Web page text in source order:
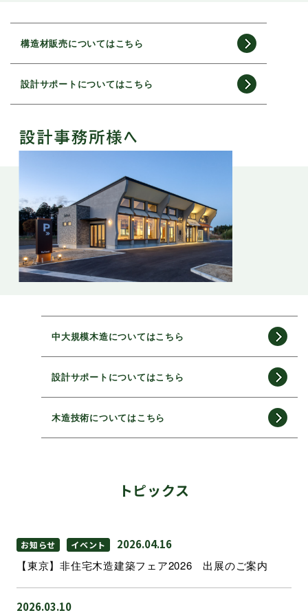
構造材販売についてはこちら
設計サポートについてはこちら
中大規模木造についてはこちら
設計サポートについてはこちら
木造技術についてはこちら
トピックス
お知らせ イベント
2026.04.16
【東京】非住宅木造建築フェア2026 出展のご案内
2026.03.10